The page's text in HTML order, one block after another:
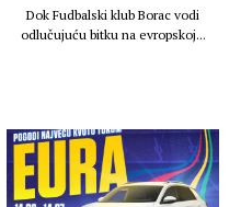
Dok Fudbalski klub Borac vodi
odlučujuću bitku na evropskoj...